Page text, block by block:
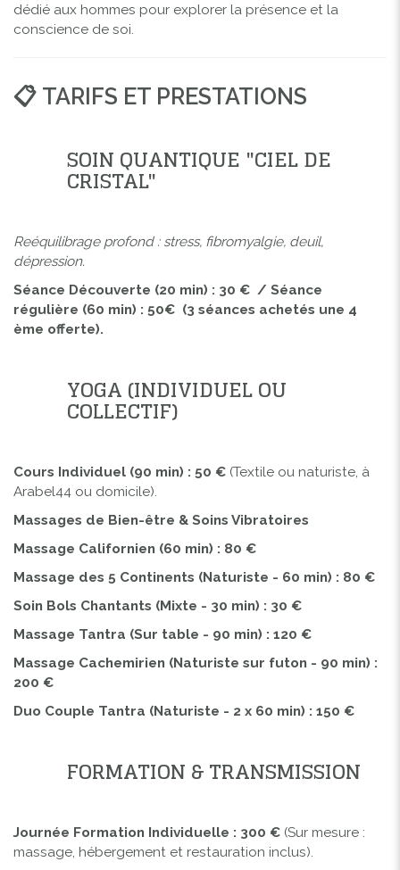
dédié aux hommes pour explorer la présence et la
conscience de soi.
📋 TARIFS ET PRESTATIONS
SOIN QUANTIQUE "CIEL DE
CRISTAL"
Reéquilibrage profond : stress, fibromyalgie, deuil,
dépression.
Séance Découverte (20 min) : 30 € / Séance
régulière (60 min) : 50€ (3 séances achetés une 4
ème offerte).
YOGA (INDIVIDUEL OU
COLLECTIF)
Cours Individuel (90 min) : 50 € (Textile ou naturiste, à
Arabel44 ou domicile).
Massages de Bien-être & Soins Vibratoires
Massage Californien (60 min) : 80 €
Massage des 5 Continents (Naturiste - 60 min) : 80 €
Soin Bols Chantants (Mixte - 30 min) : 30 €
Massage Tantra (Sur table - 90 min) : 120 €
Massage Cachemirien (Naturiste sur futon - 90 min) :
200 €
Duo Couple Tantra (Naturiste - 2 x 60 min) : 150 €
FORMATION & TRANSMISSION
Journée Formation Individuelle : 300 € (Sur mesure :
massage, hébergement et restauration inclus).